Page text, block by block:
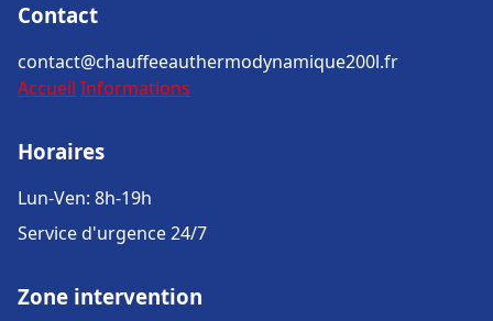
Contact
contact@chauffeeauthermodynamique200l.fr
Accueil Informations
Horaires
Lun-Ven: 8h-19h
Service d'urgence 24/7
Zone intervention